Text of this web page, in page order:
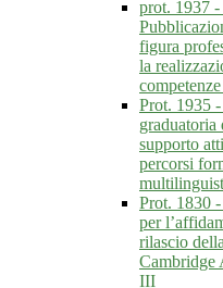
prot. 1937
figura
la
Prot. 1935
graduatoria
supporto
percorsi
Prot. 1830
per
rilascio
Cambridge
III